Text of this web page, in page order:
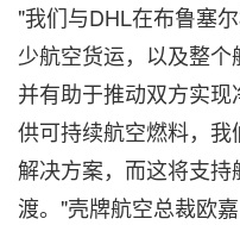
"我们与DHL在布鲁塞
少航空货运，以及整个
并有助于推动双方实
供可持续航空燃料，
解决方案，而这将支
渡。"壳牌航空总裁欧